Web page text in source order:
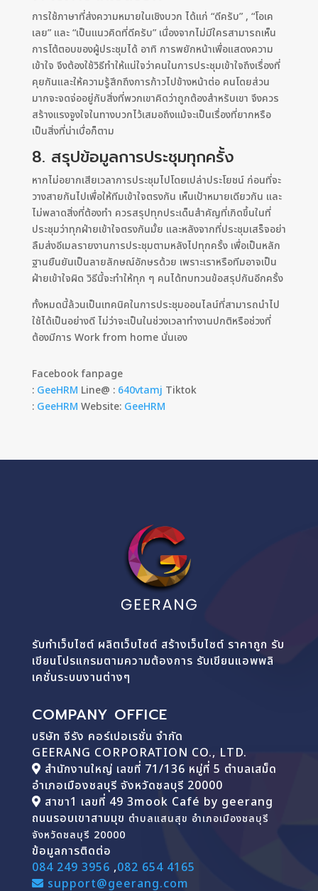
การใช้ภาษาที่ส่งความหมายในเชิงบวก ได้แก่ “ดีครับ” , “โอเค
เลย” และ “เป็นแนวคิดที่ดีครับ” เนื่องจากไม่มีใครสามารถเห็น
การโต้ตอบของผู้ประชุมได้ อาทิ การพยักหน้าเพื่อแสดงความ
เข้าใจ จึงต้องใช้วิธีทำให้แน่ใจว่าคนในการประชุมเข้าใจถึงเรื่องที่
คุยกันและให้ความรู้สึกถึงการก้าวไปข้างหน้าต่อ คนโดยส่วน
มากจะจดจ่ออยู่กับสิ่งที่พวกเขาคิดว่าถูกต้องสำหรับเขา จึงควร
สร้างแรงจูงใจในทางบวกไว้เสมอถึงแม้จะเป็นเรื่องที่ยากหรือ
เป็นสิ่งที่น่าเบื่อก็ตาม
8. สรุปข้อมูลการประชุมทุกครั้ง
หากไม่อยากเสียเวลาการประชุมไปโดยเปล่าประโยชน์ ก่อนที่จะ
วางสายกันไปเพื่อให้ทีมเข้าใจตรงกัน เห็นเป้าหมายเดียวกัน และ
ไม่พลาดสิ่งที่ต้องทำ ควรสรุปทุกประเด็นสำคัญที่เกิดขึ้นในที่
ประชุมว่าทุกฝ่ายเข้าใจตรงกันมั้ย และหลังจากที่ประชุมเสร็จอย่า
ลืมส่งอีเมลรายงานการประชุมตามหลังไปทุกครั้ง เพื่อเป็นหลัก
ฐานยืนยันเป็นลายลักษณ์อักษรด้วย เพราะเราหรือทีมอาจเป็น
ฝ่ายเข้าใจผิด วิธีนี้จะทำให้ทุก ๆ คนได้ทบทวนข้อสรุปกันอีกครั้ง
ทั้งหมดนี้ล้วนเป็นเทคนิคในการประชุมออนไลน์ที่สามารถนำไป
ใช้ได้เป็นอย่างดี ไม่ว่าจะเป็นในช่วงเวลาทำงานปกติหรือช่วงที่
ต้องมีการ Work from home นั่นเอง
Facebook fanpage
: GeeHRM Line@ : 640vtamj Tiktok
: GeeHRM Website: GeeHRM
รับทำเว็บไซต์ ผลิตเว็บไซต์ สร้างเว็บไซต์ ราคาถูก รับ
เขียนโปรแกรมตามความต้องการ รับเขียนแอพพลิ
เคชั่นระบบงานต่างๆ
COMPANY OFFICE
บริษัท จีรัง คอร์เปอเรชั่น จำกัด
GEERANG CORPORATION CO., LTD.
สำนักงานใหญ่ เลขที่ 71/136 หมู่ที่ 5 ตำบลเสม็ด
อำเภอเมืองชลบุรี จังหวัดชลบุรี 20000
สาขา1 เลขที่ 49 3mook Café by geerang
ถนนรอบเขาสามมุข ตำบลแสนสุข อำเภอเมืองชลบุรี
จังหวัดชลบุรี 20000
ข้อมูลการติดต่อ
084 249 3956 ,082 654 4165
support@geerang.com